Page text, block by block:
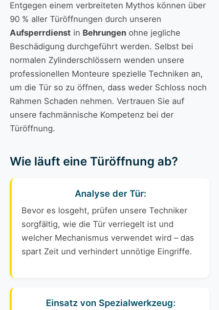
Entgegen einem verbreiteten Mythos können über
90 % aller Türöffnungen durch unseren
Aufsperrdienst in Behrungen ohne jegliche
Beschädigung durchgeführt werden. Selbst bei
normalen Zylinderschlössern wenden unsere
professionellen Monteure spezielle Techniken an,
um die Tür so zu öffnen, dass weder Schloss noch
Rahmen Schaden nehmen. Vertrauen Sie auf
unsere fachmännische Kompetenz bei der
Türöffnung.
Wie läuft eine Türöffnung ab?
Analyse der Tür:
Bevor es losgeht, prüfen unsere Techniker
sorgfältig, wie die Tür verriegelt ist und
welcher Mechanismus verwendet wird – das
spart Zeit und verhindert unnötige Eingriffe.
Einsatz von Spezialwerkzeug: